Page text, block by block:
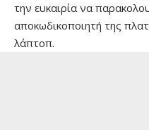
την ευκαιρία να
αποκωδικοποιητή της
λάπτοπ.